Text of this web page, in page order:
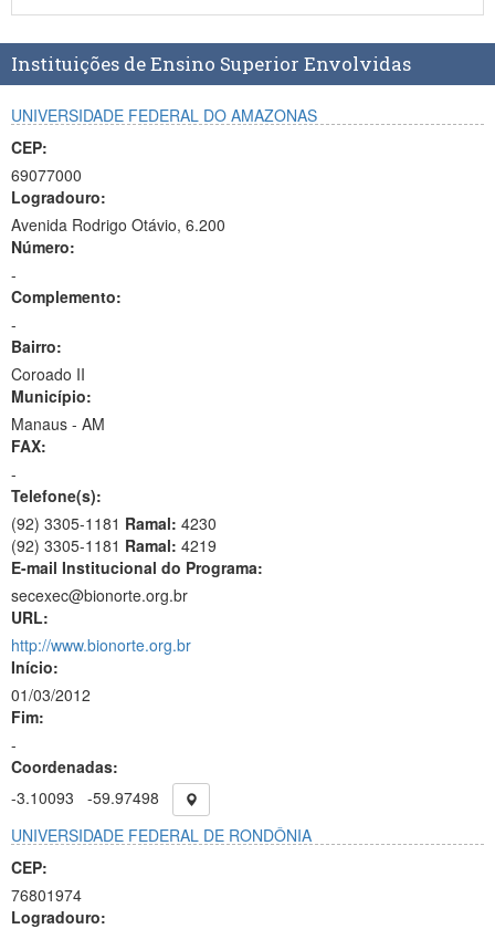
Instituições de Ensino Superior Envolvidas
UNIVERSIDADE FEDERAL DO AMAZONAS
CEP:
69077000
Logradouro:
Avenida Rodrigo Otávio, 6.200
Número:
-
Complemento:
-
Bairro:
Coroado II
Município:
Manaus - AM
FAX:
-
Telefone(s):
(92) 3305-1181 Ramal: 4230
(92) 3305-1181 Ramal: 4219
E-mail Institucional do Programa:
secexec@bionorte.org.br
URL:
http://www.bionorte.org.br
Início:
01/03/2012
Fim:
-
Coordenadas:
-3.10093
-59.97498
UNIVERSIDADE FEDERAL DE RONDÔNIA
CEP:
76801974
Logradouro: